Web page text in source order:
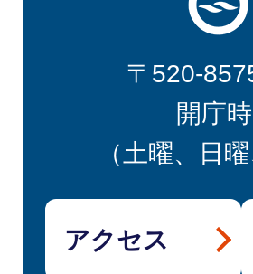
〒520-
開庁
（土曜、日
アクセス